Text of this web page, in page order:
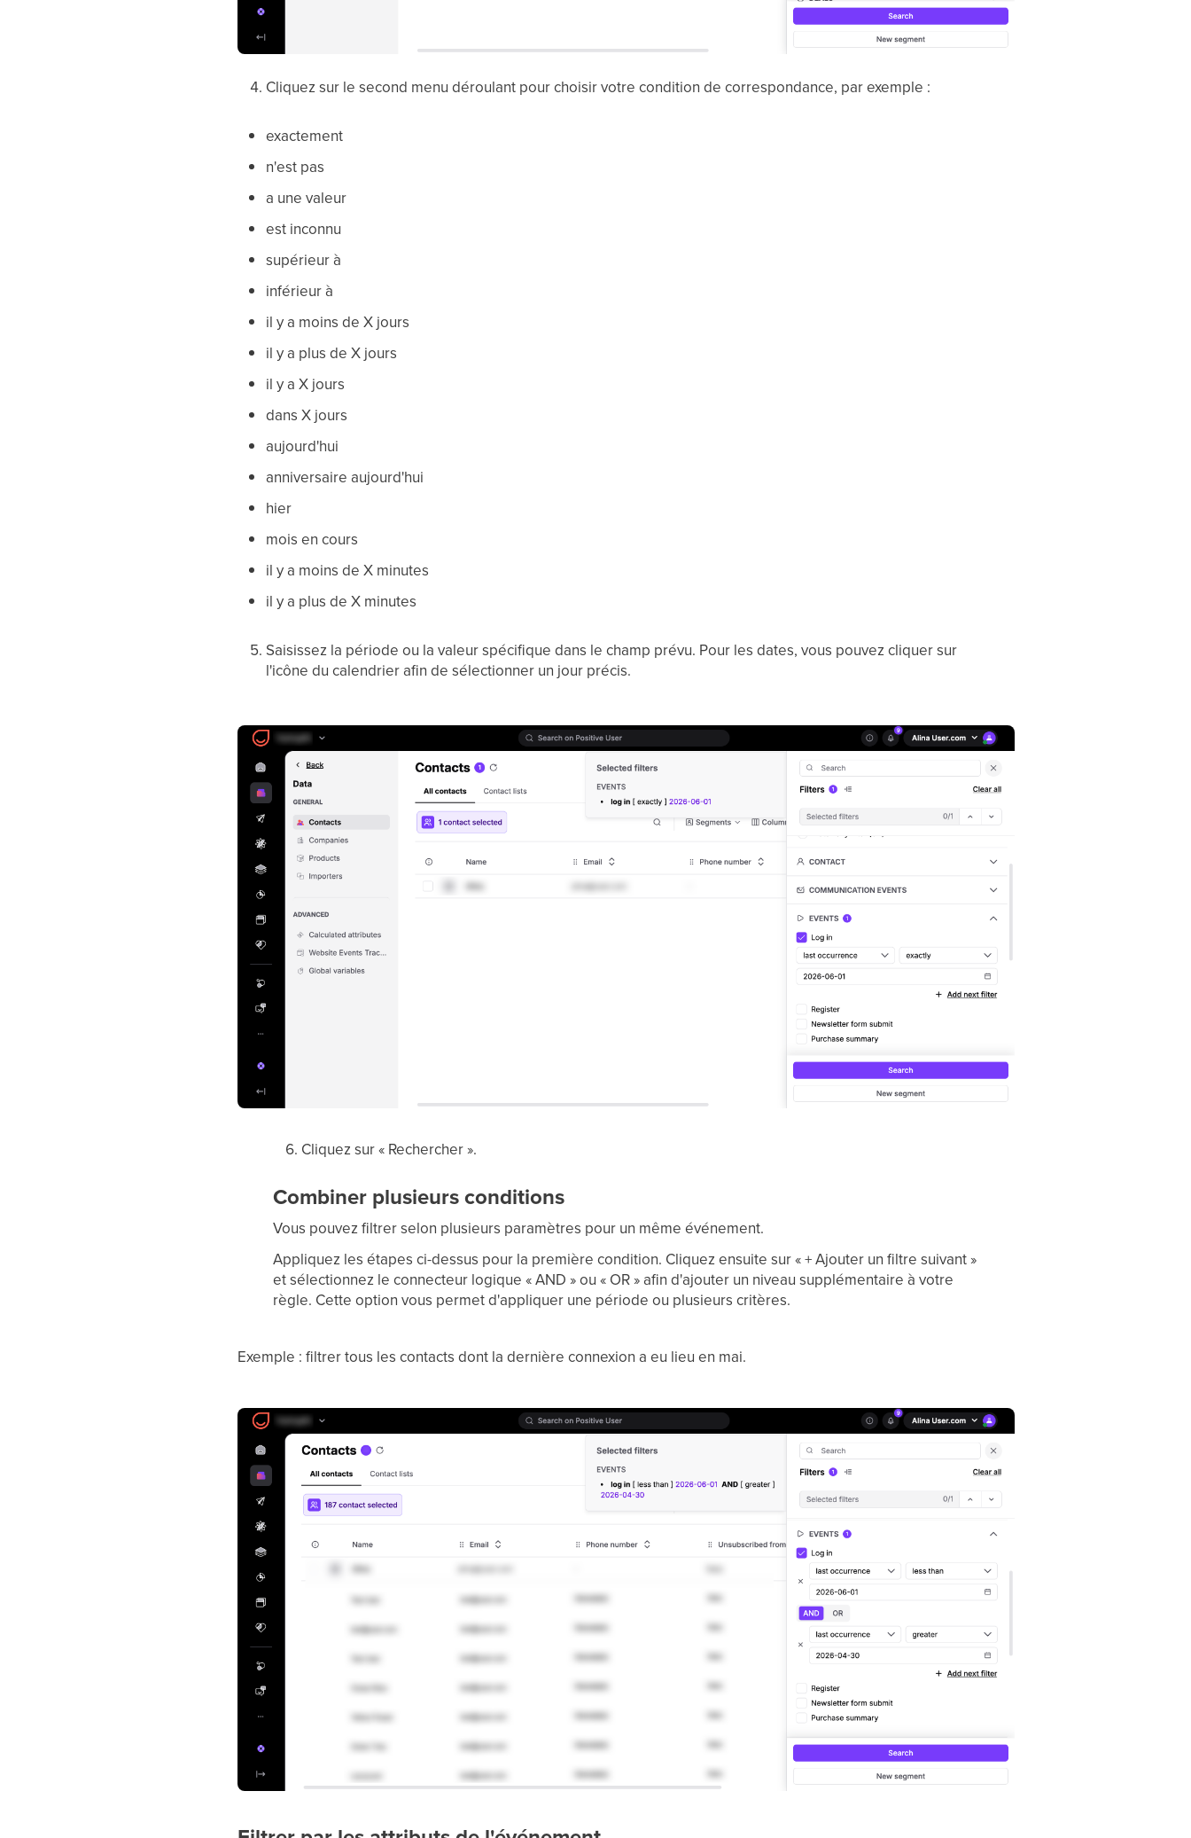
Cliquez sur le second menu déroulant pour choisir votre condition de correspondance, par exemple :
exactement
n'est pas
a une valeur
est inconnu
supérieur à
inférieur à
il y a moins de X jours
il y a plus de X jours
il y a X jours
dans X jours
aujourd'hui
anniversaire aujourd'hui
hier
mois en cours
il y a moins de X minutes
il y a plus de X minutes
Saisissez la période ou la valeur spécifique dans le champ prévu. Pour les dates, vous pouvez cliquer sur
l'icône du calendrier afin de sélectionner un jour précis.
Cliquez sur « Rechercher ».
Combiner plusieurs conditions
Vous pouvez filtrer selon plusieurs paramètres pour un même événement.
Appliquez les étapes ci-dessus pour la première condition. Cliquez ensuite sur « + Ajouter un filtre suivant »
et sélectionnez le connecteur logique « AND » ou « OR » afin d'ajouter un niveau supplémentaire à votre
règle. Cette option vous permet d'appliquer une période ou plusieurs critères.
Exemple : filtrer tous les contacts dont la dernière connexion a eu lieu en mai.